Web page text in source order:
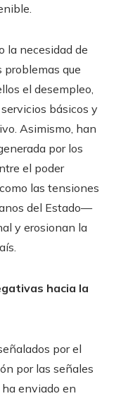
la necesidad de
problemas que
el desempleo,
básicos y
Asimismo, han
por los
el poder
las tensiones
del Estado—
y erosionan la
hacia la
por el
por las señales
enviado en